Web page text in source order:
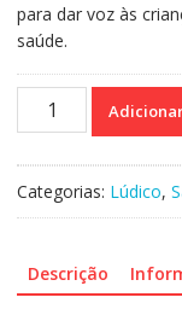
para dar voz às
saúde.
Tratado
-
Categorias: Lúdico,
Descrição